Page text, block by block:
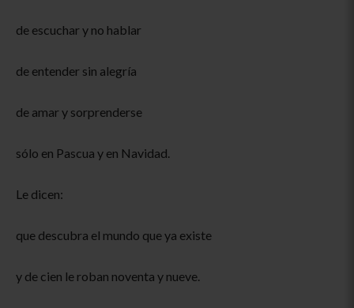
de escuchar y no hablar
de entender sin alegría
de amar y sorprenderse
sólo en Pascua y en Navidad.
Le dicen:
que descubra el mundo que ya existe
y de cien le roban noventa y nueve.